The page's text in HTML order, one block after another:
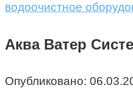
водоочистное
Аква Ватер
Опубликовано: